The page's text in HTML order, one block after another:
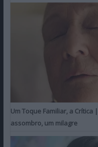
Um Toque Familiar, a
assombro, um milagre